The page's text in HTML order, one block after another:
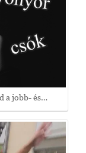
a jobb- és…